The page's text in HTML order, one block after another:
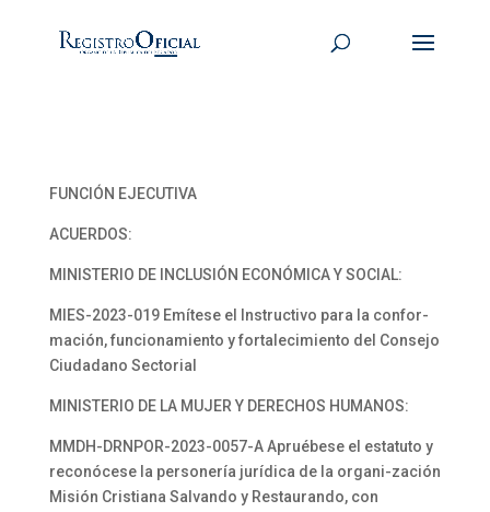
FUNCIÓN EJECUTIVA
ACUERDOS:
MINISTERIO DE INCLUSIÓN ECONÓMICA Y SOCIAL:
MIES-2023-019 Emítese el Instructivo para la confor-
mación, funcionamiento y fortalecimiento del Consejo
Ciudadano Sectorial
MINISTERIO DE LA MUJER Y DERECHOS HUMANOS:
MMDH-DRNPOR-2023-0057-A Apruébese el estatuto y
reconócese la personería jurídica de la organi-zación
Misión Cristiana Salvando y Restaurando, con